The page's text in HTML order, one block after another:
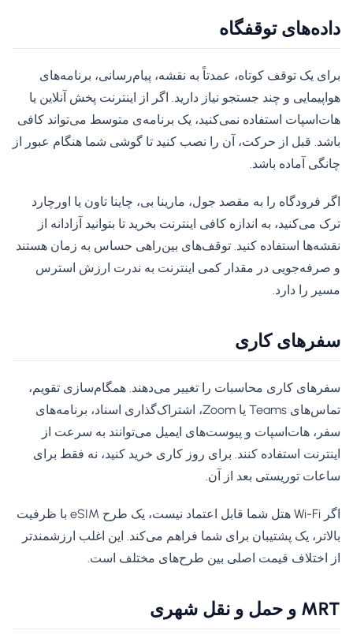
داده‌های توقفگاه
برای یک توقف کوتاه، عمدتاً به نقشه، پیام‌رسانی، برنامه‌های
هواپیمایی و چند جستجو نیاز دارید. اگر از اینترنت پخش آنلاین یا
هات‌اسپات استفاده نمی‌کنید، یک برنامه‌ی متوسط ​​می‌تواند کافی
باشد. قبل از حرکت، آن را نصب کنید تا گوشی شما هنگام عبور از
چانگی آماده باشد.
اگر فرودگاه را به مقصد جول، مارینا بی، چاینا تاون یا اورچارد
ترک می‌کنید، به اندازه کافی اینترنت بخرید تا بتوانید آزادانه از
نقشه‌ها استفاده کنید. توقف‌های بین‌راهی حساس به زمان هستند
و صرفه‌جویی در مقدار کمی اینترنت به ندرت ارزش استرس
مسیر را دارد.
سفرهای کاری
سفرهای کاری محاسبات را تغییر می‌دهند. همگام‌سازی تقویم،
تماس‌های Teams یا Zoom، اشتراک‌گذاری اسناد، برنامه‌های
سفر، هات‌اسپات و پیوست‌های ایمیل می‌توانند به سرعت از
اینترنت استفاده کنند. برای روز کاری خرید کنید، نه فقط برای
ساعات توریستی بعد از آن.
اگر Wi-Fi هتل شما قابل اعتماد نیست، یک طرح eSIM با ظرفیت
بالاتر، یک پشتیبان برای شما فراهم می‌کند. این اغلب ارزشمندتر
از اختلاف قیمت اصلی بین طرح‌های مختلف است.
MRT و حمل و نقل شهری